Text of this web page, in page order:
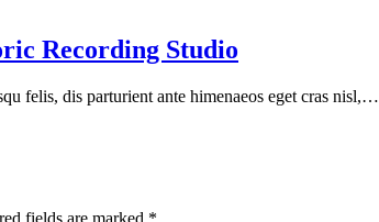
Recording Studio
felis, dis parturient ante himenaeos eget cras nisl,…